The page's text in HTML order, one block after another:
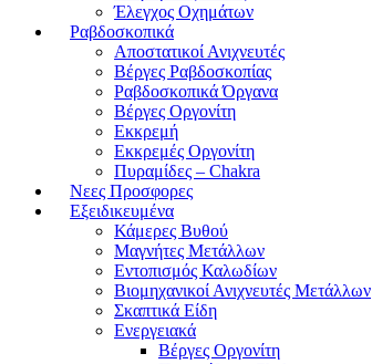
Έλεγχος Οχημάτων
Ραβδοσκοπικά
Αποστατικοί Ανιχνευτές
Βέργες Ραβδοσκοπίας
Ραβδοσκοπικά Όργανα
Βέργες Οργονίτη
Εκκρεμή
Εκκρεμές Οργονίτη
Πυραμίδες – Chakra
Νεες Προσφορες
Εξειδικευμένα
Κάμερες Βυθού
Μαγνήτες Μετάλλων
Εντοπισμός Καλωδίων
Βιομηχανικοί Ανιχνευτές Μετάλλων
Σκαπτικά Είδη
Ενεργειακά
Βέργες Οργονίτη